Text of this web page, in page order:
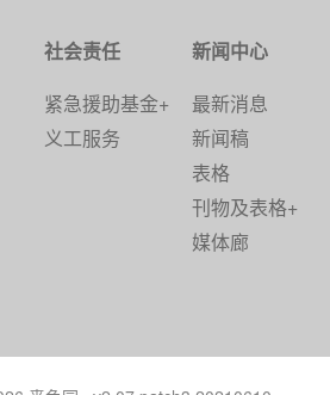
社会责任
紧急援助基金+
义工服务
新闻中心
最新消息
新闻稿
表格
刊物及表格+
媒体廊